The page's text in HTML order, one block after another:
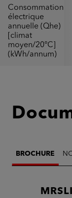
Consommation
électrique
annuelle (Qhe)
[climat
moyen/20°C]
(kWh/annum)
BROCHURE